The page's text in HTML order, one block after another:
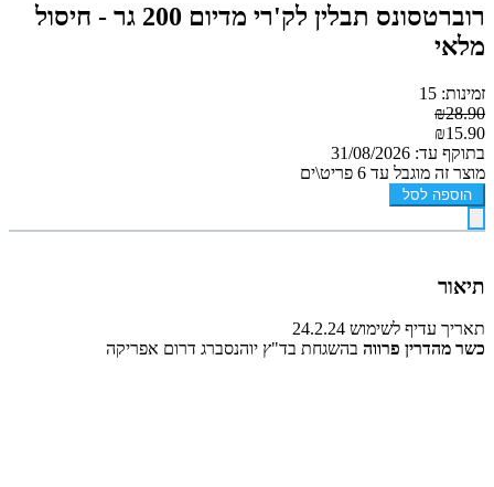
רוברטסונס תבלין לק'רי מדיום 200 גר - חיסול
מלאי
זמינות: 15
₪28.90
₪15.90
בתוקף עד: 31/08/2026
מוצר זה מוגבל עד 6 פריט\ים
הוספה לסל
תיאור
תאריך עדיף לשימוש 24.2.24
כשר מהדרין פרווה בהשגחת בד"ץ יוהנסברג דרום אפריקה